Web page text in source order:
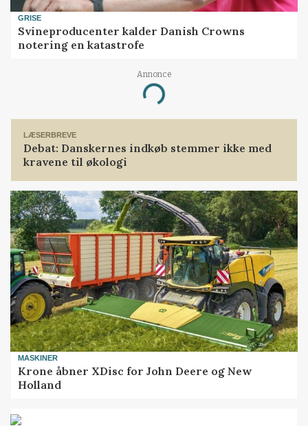
GRISE
Svineproducenter kalder Danish Crowns
notering en katastrofe
Annonce
Loading...
LÆSERBREVE
Debat: Danskernes indkøb stemmer ikke med
kravene til økologi
MASKINER
Krone åbner XDisc for John Deere og New
Holland